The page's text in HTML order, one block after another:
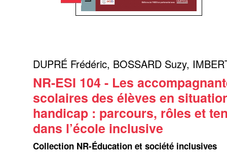
DUPRÉ Frédéric, BOSSARD Suzy,
NR-ESI 104 - Les
scolaires des élèves en
handicap : parcours, rôles et
dans l’école inclusive
Collection NR-Éducation et société inclusives